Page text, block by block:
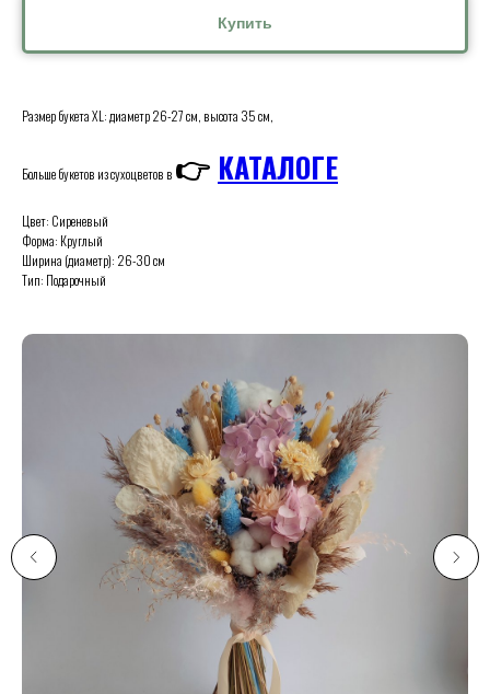
Купить
Размер букета XL: диаметр 26-27 см, высота 35 см,
Больше букетов из сухоцветов в 👉 КАТАЛОГЕ
Цвет: Сиреневый
Форма: Круглый
Ширина (диаметр): 26-30 см
Тип: Подарочный